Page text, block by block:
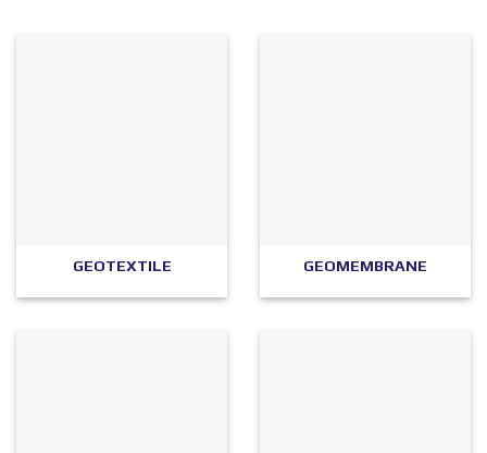
GEOTEXTILE GEOMEMBRANE